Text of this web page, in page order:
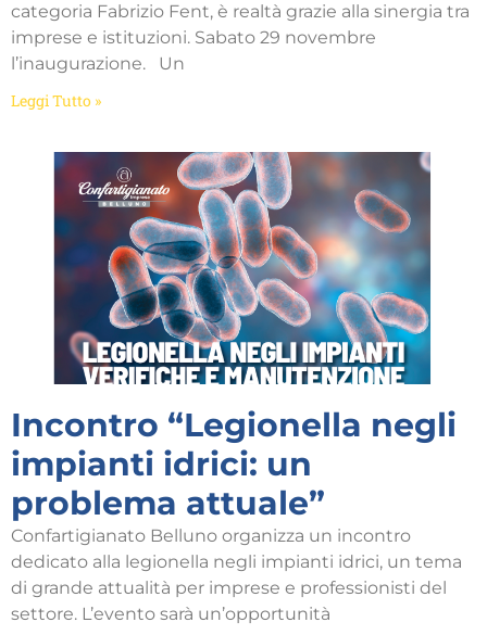
categoria Fabrizio Fent, è realtà grazie alla sinergia tra
imprese e istituzioni. Sabato 29 novembre
l’inaugurazione. Un
Leggi Tutto »
Incontro “Legionella negli
impianti idrici: un
problema attuale”
Confartigianato Belluno organizza un incontro
dedicato alla legionella negli impianti idrici, un tema
di grande attualità per imprese e professionisti del
settore. L’evento sarà un’opportunità